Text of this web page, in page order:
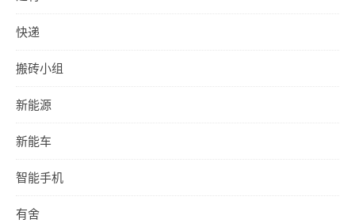
快递
搬砖小组
新能源
新能车
智能手机
有舍